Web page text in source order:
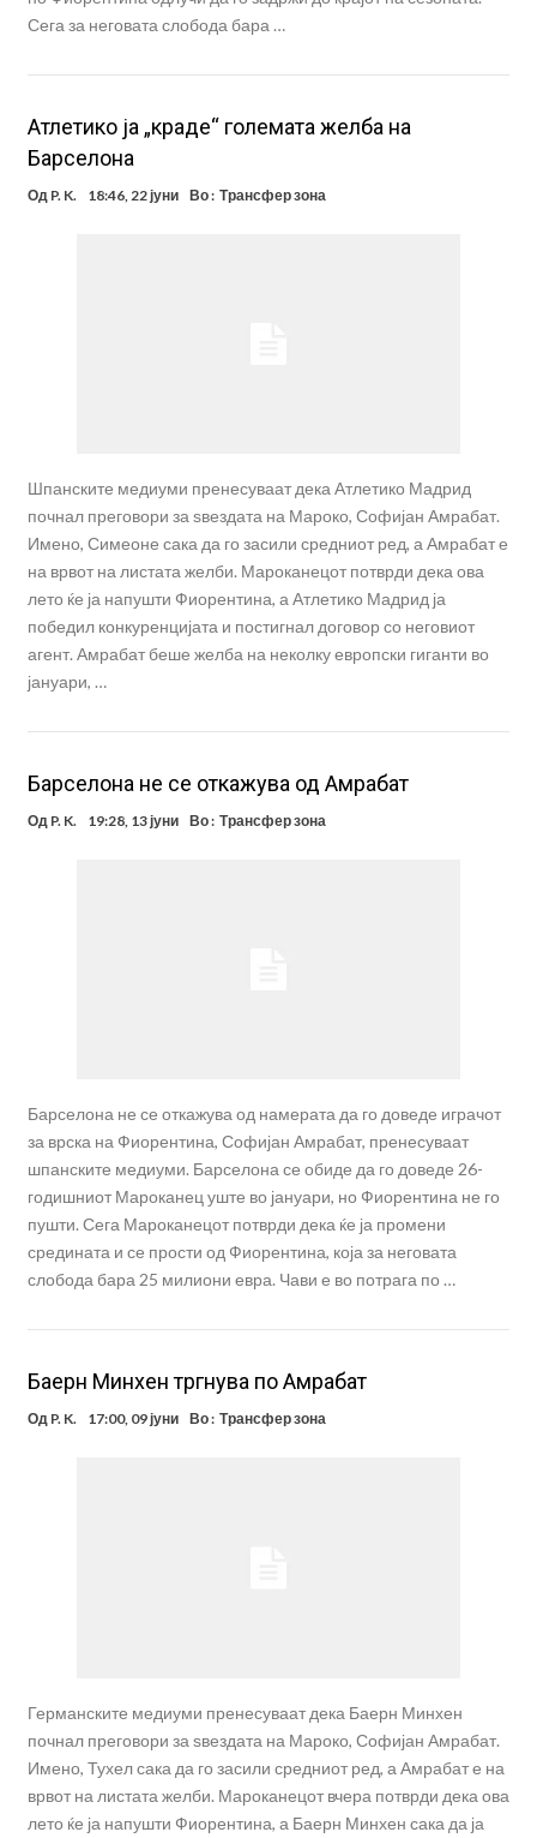
Сега за неговата слобода бара …
Атлетико ја „краде“ големата желба на
Барселона
Од P. K. 18:46, 22 јуни Во : Трансфер зона
Шпанските медиуми пренесуваат дека Атлетико Мадрид
почнал преговори за ѕвездата на Мароко, Софијан Амрабат.
Имено, Симеоне сака да го засили средниот ред, а Амрабат е
на врвот на листата желби. Мароканецот потврди дека ова
лето ќе ја напушти Фиорентина, а Атлетико Мадрид ја
победил конкуренцијата и постигнал договор со неговиот
агент. Амрабат беше желба на неколку европски гиганти во
јануари, …
Барселона не се откажува од Амрабат
Од P. K. 19:28, 13 јуни Во : Трансфер зона
Барселона не се откажува од намерата да го доведе играчот
за врска на Фиорентина, Софијан Амрабат, пренесуваат
шпанските медиуми. Барселона се обиде да го доведе 26-
годишниот Мароканец уште во јануари, но Фиорентина не го
пушти. Сега Мароканецот потврди дека ќе ја промени
средината и се прости од Фиорентина, која за неговата
слобода бара 25 милиони евра. Чави е во потрага по …
Баерн Минхен тргнува по Амрабат
Од P. K. 17:00, 09 јуни Во : Трансфер зона
Германските медиуми пренесуваат дека Баерн Минхен
почнал преговори за ѕвездата на Мароко, Софијан Амрабат.
Имено, Тухел сака да го засили средниот ред, а Амрабат е на
врвот на листата желби. Мароканецот вчера потврди дека ова
лето ќе ја напушти Фиорентина, а Баерн Минхен сака да ја